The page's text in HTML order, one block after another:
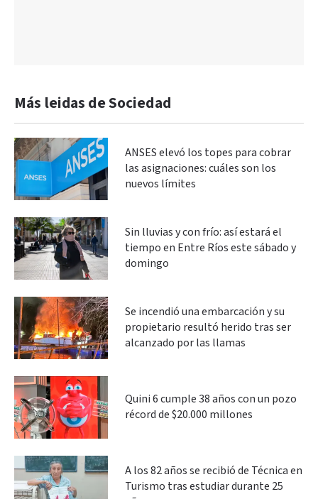
Más leidas de Sociedad
ANSES elevó los topes para cobrar
las asignaciones: cuáles son los
nuevos límites
Sin lluvias y con frío: así estará el
tiempo en Entre Ríos este sábado y
domingo
Se incendió una embarcación y su
propietario resultó herido tras ser
alcanzado por las llamas
Quini 6 cumple 38 años con un pozo
récord de $20.000 millones
A los 82 años se recibió de Técnica en
Turismo tras estudiar durante 25